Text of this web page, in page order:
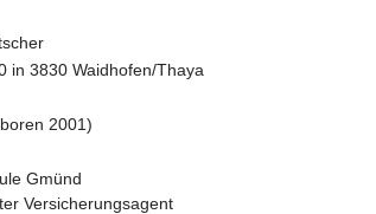
in 3830 Waidhofen/Thaya
2001)
Gmünd
Versicherungsagent